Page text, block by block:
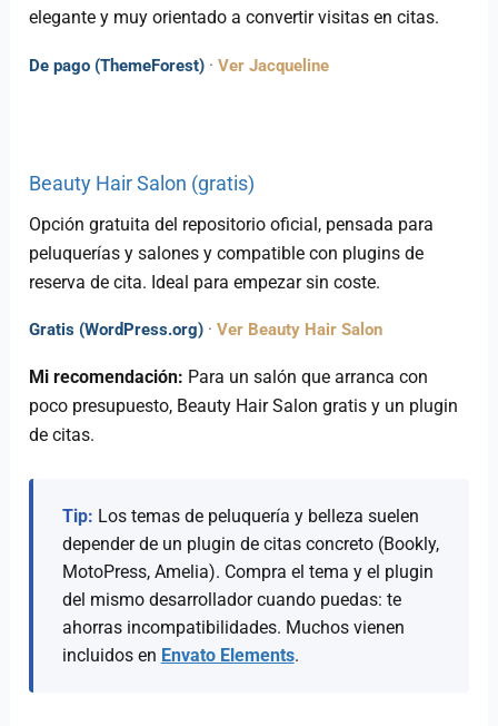
elegante y muy orientado a convertir visitas en citas.
De pago (ThemeForest) ·Ver Jacqueline
Beauty Hair Salon (gratis)
Opción gratuita del repositorio oficial, pensada para
peluquerías y salones y compatible con plugins de
reserva de cita. Ideal para empezar sin coste.
Gratis (WordPress.org) ·Ver Beauty Hair Salon
Mi recomendación: Para un salón que arranca con
poco presupuesto, Beauty Hair Salon gratis y un plugin
de citas.
Tip: Los temas de peluquería y belleza suelen
depender de un plugin de citas concreto (Bookly,
MotoPress, Amelia). Compra el tema y el plugin
del mismo desarrollador cuando puedas: te
ahorras incompatibilidades. Muchos vienen
incluidos en Envato Elements.